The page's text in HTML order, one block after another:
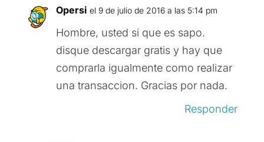
Opersi el 9 de julio de 2016 a las 5:14 pm
Hombre, usted si que es sapo.
disque descargar gratis y hay que
comprarla igualmente como realizar
una transaccion. Gracias por nada.
Responder